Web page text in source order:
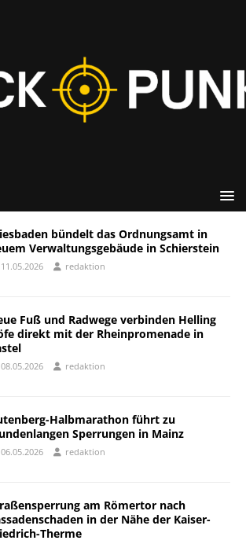
bündelt das Ordnungsamt in
Verwaltungsgebäude in Schierstein
11.05.2026 redaktion
Fuß und Radwege verbinden Helling
direkt mit der Rheinpromenade in
08.05.2026 redaktion
Halbmarathon führt zu
Sperrungen in Mainz
06.05.2026 redaktion
am Römertor nach
in der Nähe der Kaiser-
Therme